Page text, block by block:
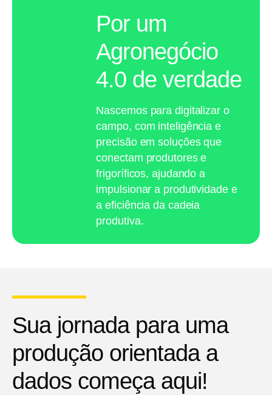
Por um
Agronegócio
4.0 de verdade
Nascemos para digitalizar o
campo, com inteligência e
precisão em soluções que
conectam produtores e
frigoríficos, ajudando a
impulsionar a produtividade e
a eficiência da cadeia
produtiva.
Sua jornada para uma
produção orientada a
dados começa aqui!